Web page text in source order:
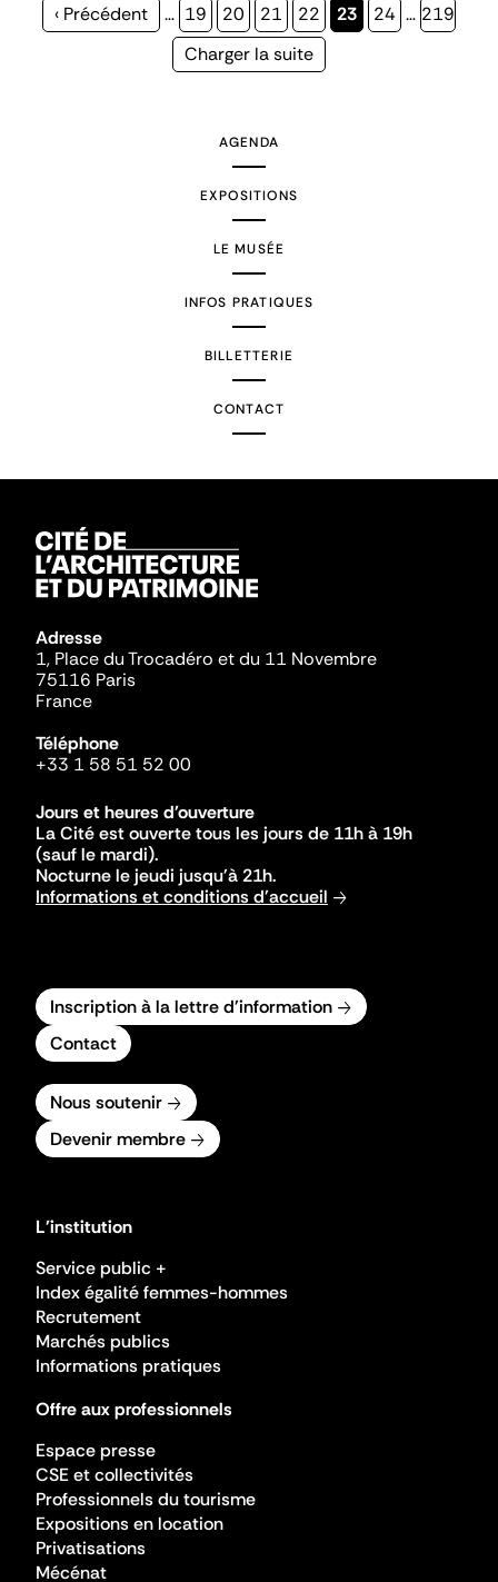
Page
‹ Précédent … Page
19 Page
20 Page
21 Page
22
Page
23 Page
24 … Page
219
Page
Charger la suite
AGENDA
EXPOSITIONS
LE MUSÉE
INFOS PRATIQUES
BILLETTERIE
CONTACT
Adresse
1, Place du Trocadéro et du 11 Novembre
75116 Paris
France
Téléphone
+33 1 58 51 52 00
Jours et heures d'ouverture
La Cité est ouverte tous les jours de 11h à 19h
(sauf le mardi).
Nocturne le jeudi jusqu'à 21h.
Informations et conditions d'accueil
Inscription à la lettre d'information
Contact
Nous soutenir
Devenir membre
L'institution
Service public +
Index égalité femmes-hommes
Recrutement
Marchés publics
Informations pratiques
Offre aux professionnels
Espace presse
CSE et collectivités
Professionnels du tourisme
Expositions en location
Privatisations
Mécénat